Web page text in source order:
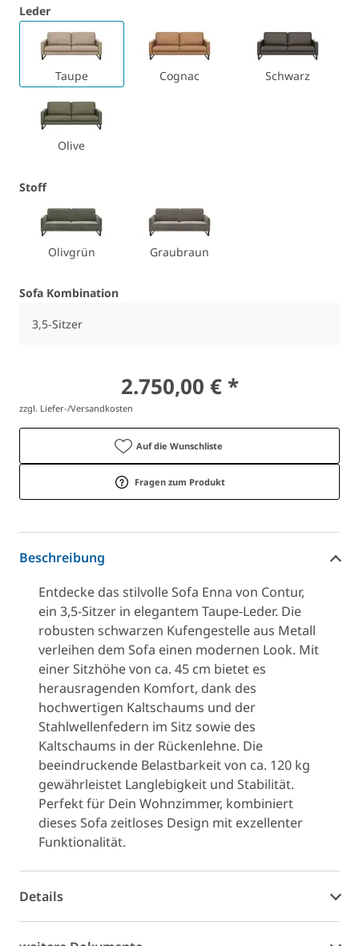
Leder
Taupe Cognac Schwarz
Olive
Stoff
Olivgrün Graubraun
Sofa Kombination
3,5-Sitzer
2.750,00 € *
zzgl. Liefer-/Versandkosten
Auf die Wunschliste
Fragen zum Produkt
Beschreibung
Entdecke das stilvolle Sofa Enna von Contur,
ein 3,5-Sitzer in elegantem Taupe-Leder. Die
robusten schwarzen Kufengestelle aus Metall
verleihen dem Sofa einen modernen Look. Mit
einer Sitzhöhe von ca. 45 cm bietet es
herausragenden Komfort, dank des
hochwertigen Kaltschaums und der
Stahlwellenfedern im Sitz sowie des
Kaltschaums in der Rückenlehne. Die
beeindruckende Belastbarkeit von ca. 120 kg
gewährleistet Langlebigkeit und Stabilität.
Perfekt für Dein Wohnzimmer, kombiniert
dieses Sofa zeitloses Design mit exzellenter
Funktionalität.
Details